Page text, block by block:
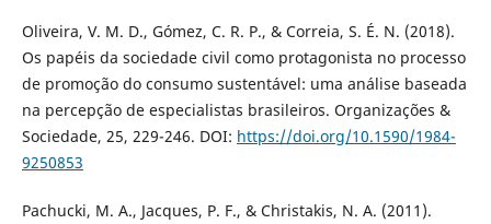
Oliveira, V. M. D., Gómez, C. R. P., & Correia, S. É. N. (2018).
Os papéis da sociedade civil como protagonista no processo
de promoção do consumo sustentável: uma análise baseada
na percepção de especialistas brasileiros. Organizações &
Sociedade, 25, 229-246. DOI: https://doi.org/10.1590/1984-
9250853
Pachucki, M. A., Jacques, P. F., & Christakis, N. A. (2011).